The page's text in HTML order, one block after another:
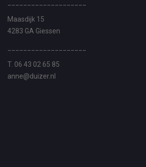
Maasdijk 15
4283 GA Giessen
T. 06 43 02 65 85
anne@duizer.nl